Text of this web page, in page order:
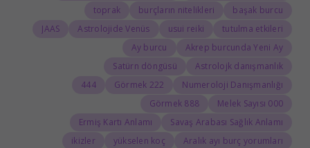
başak burcu
burçların nitelikleri
toprak
tutulma etkileri
usui reiki
Astrolojide Venüs
JAAS
Akrep burcunda Yeni Ay
Ay burcu
Astrolojk danışmanlık
Satürn döngüsü
Numeroloji Danışmanlığı
222 Görmek
444
000 Melek Sayısı
888 Görmek
Savaş Arabası Sağlık Anlamı
Ermiş Kartı Anlamı
Aralık ayı burç yorumları
yükselen koç
ikizler